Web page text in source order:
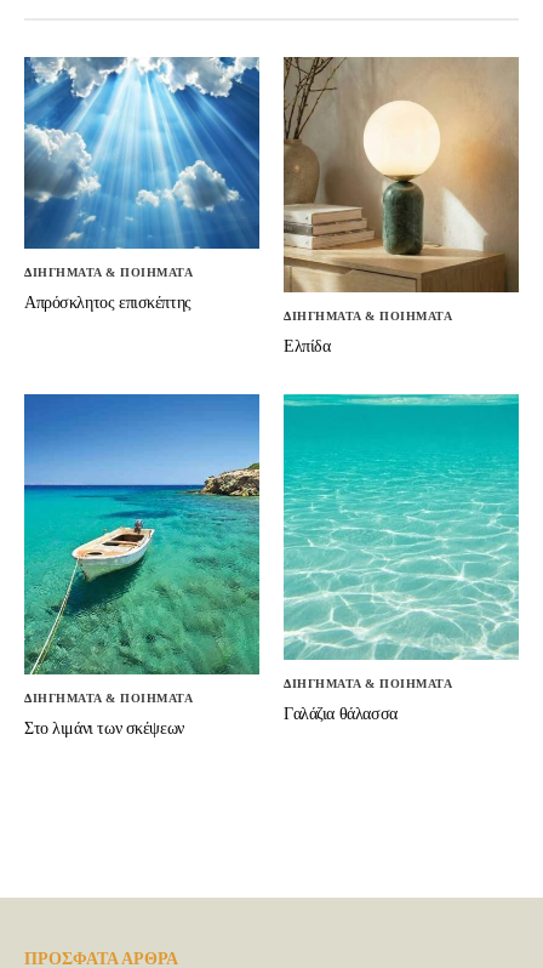
ΔΙΗΓΗΜΑΤΑ & ΠΟΙΗΜΑΤΑ
Απρόσκλητος επισκέπτης
ΔΙΗΓΗΜΑΤΑ & ΠΟΙΗΜΑΤΑ
Ελπίδα
ΔΙΗΓΗΜΑΤΑ & ΠΟΙΗΜΑΤΑ
Στο λιμάνι των σκέψεων
ΔΙΗΓΗΜΑΤΑ & ΠΟΙΗΜΑΤΑ
Γαλάζια θάλασσα
ΠΡΟΣΦΑΤΑ ΑΡΘΡΑ